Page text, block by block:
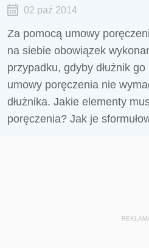
02 paź 2014
Za pomocą umowy
na siebie obowiązek
przypadku, gdyby dłużnik
umowy poręczenia nie
dłużnika. Jakie elementy
poręczenia? Jak je